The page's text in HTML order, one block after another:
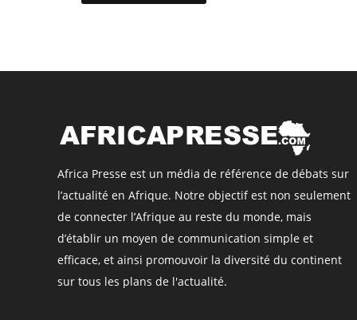
Africa Presse est un média de référence de débats sur
l’actualité en Afrique. Notre objectif est non seulement
de connecter l’Afrique au reste du monde, mais
d’établir un moyen de communication simple et
efficace, et ainsi promouvoir la diversité du continent
sur tous les plans de l'actualité.